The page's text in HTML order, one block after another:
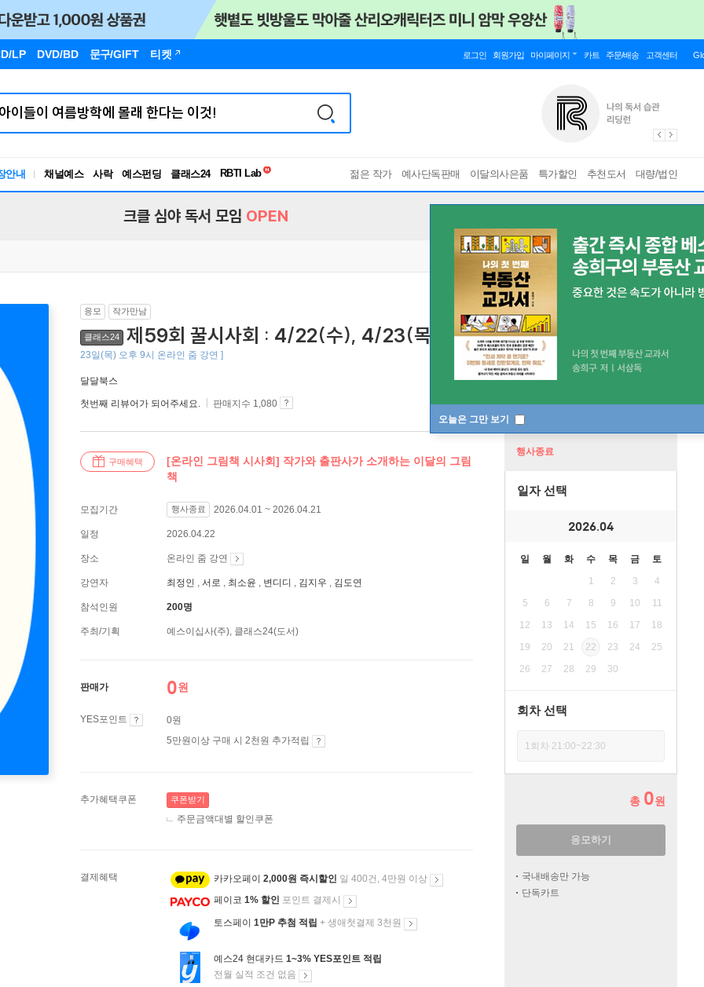
LP DVD/BD 문구/GIFT 티켓 로그인 회원가입 마이페이지 카트 주문/배송 고객센터
안내 채널예스 사락 예스펀딩 클래스24
독서유형검사
젊은 작가 예사단독판매 이달의사은품 특가할인 추천도서 대량/법인
오늘은 그만 보기
크클 심야 독서 모임 OPEN
응모 작가만남
클래스24 제59회 꿀시사회 : 4/22(수), 4/23(목) 4월, 그림책 첫 만남의 시간
23일(목) 오후 9시 온라인 줌 강연 ]
달달북스
첫번째 리뷰어가 되어주세요. 판매지수 1,080
구매혜택
[온라인 그림책 시사회] 작가와 출판사가 소개하는 이달의 그림
책
모집기간 행사종료 2026.04.01 ~ 2026.04.21
일정 2026.04.22
장소 온라인 줌 강연
강연자 최정인 서로 최소윤 변디디 김지우 김도연
참석인원 200명
주최/기획 예스이십사(주), 클래스24(도서)
판매가 0원
YES포인트
0원
5만원이상 구매 시 2천원 추가적립
추가혜택쿠폰 쿠폰받기
주문금액대별 할인쿠폰
결제혜택 카카오페이 2,000원 즉시할인 일 400건, 4만원 이상
페이코 1% 할인 포인트 결제시
토스페이 1만P 추첨 적립 + 생애첫결제 3천원
예스24 현대카드 1~3% YES포인트 적립
전월 실적 조건 없음
행사종료
일자 선택
2026.04
일 월 화 수 목 금
토
1
2 3
4
5
6 7 8 9 10
11
12
13 14 15 16 17
18
19
20 21 22 23 24
25
26
27 28 29 30
회차 선택
1회차 21:00~22:30
총 0원
응모하기
국내배송만 가능
단독카트